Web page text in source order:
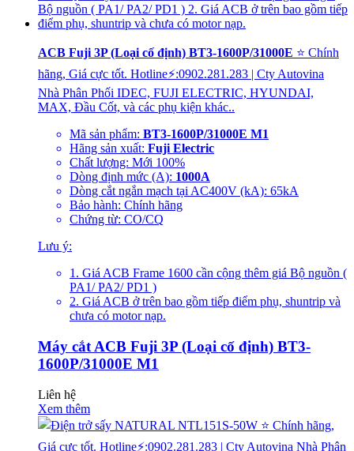
ACB Fuji 3P (Loại cố định) BT3-1600P/31000E ⭐ Chính
hãng, Giá cực tốt. Hotline⚡:0902.281.283 | Cty Autovina
Nhà Phân Phối IDEC, FUJI ELECTRIC, HYUNDAI,
MAX, Đầu Cốt, và các phụ kiện khác..
Mã sản phẩm: BT3-1600P/31000E M1
Hãng sản xuất: Fuji Electric
Chất lượng: Mới 100%
Dòng định mức (A): 1000A
Dòng cắt ngắn mạch tại AC400V (kA): 65kA
Bảo hành: Chính hãng
Chứng từ: CO/CQ
Lưu ý:
1. Giá ACB Frame 1600 cần cộng thêm giá Bộ nguồn (
PA1/ PA2/ PD1 )
2. Giá ACB ở trên bao gồm tiếp điểm phụ, shuntrip và
chưa có motor nạp.
Máy cắt ACB Fuji 3P (Loại cố định) BT3-
1600P/31000E M1
Liên hệ
Xem thêm